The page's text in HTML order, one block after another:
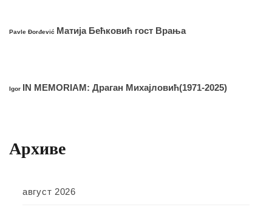
Pavle Đorđević Матија Бећковић гост Врања
Igor IN MEMORIAM: Драган Михајловић(1971-2025)
Архиве
август 2026